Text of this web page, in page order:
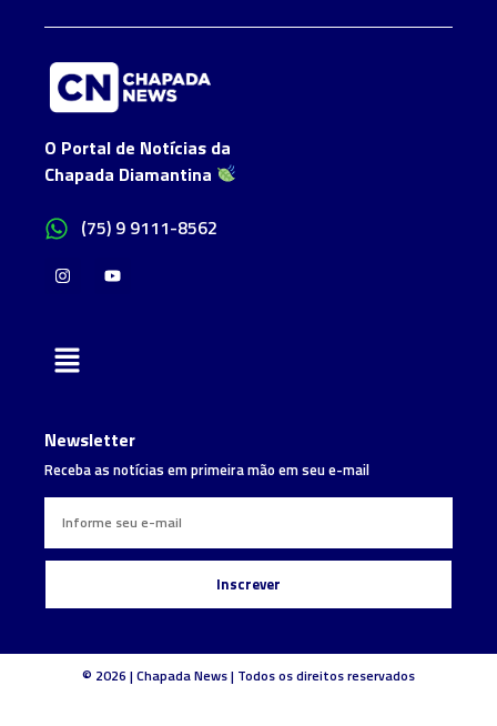
O Portal de Notícias da
Chapada Diamantina
(75) 9 9111-8562
Newsletter
Receba as notícias em primeira mão em seu e-mail
Inscrever
© 2026 | Chapada News | Todos os direitos reservados